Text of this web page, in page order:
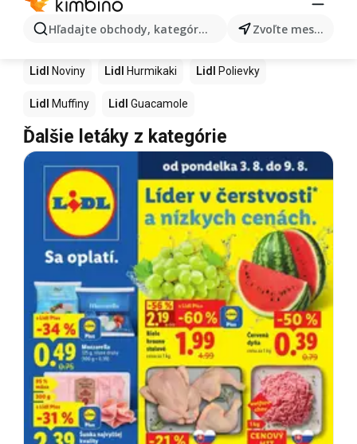
Hľadajte obchody, kategórie, produkty... Zvoľte mesto
Ďalšie produkty v obchodoch Lidl
Lidl Kapor Ashwagandha Nintendo Switch
Lidl Noviny Lidl Hurmikaki Lidl Polievky
Lidl Muffiny Lidl Guacamole
Ďalšie letáky z kategórie